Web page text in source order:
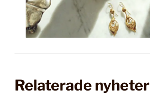
Relaterade nyheter